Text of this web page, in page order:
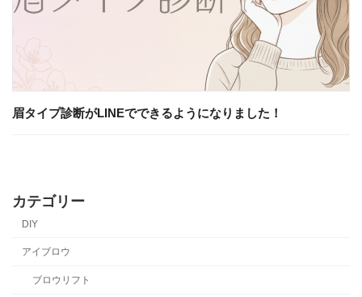
眉タイプ診断がLINEでできるようになりました！
カテゴリー
DIY
アイブロウ
ブロウリフト